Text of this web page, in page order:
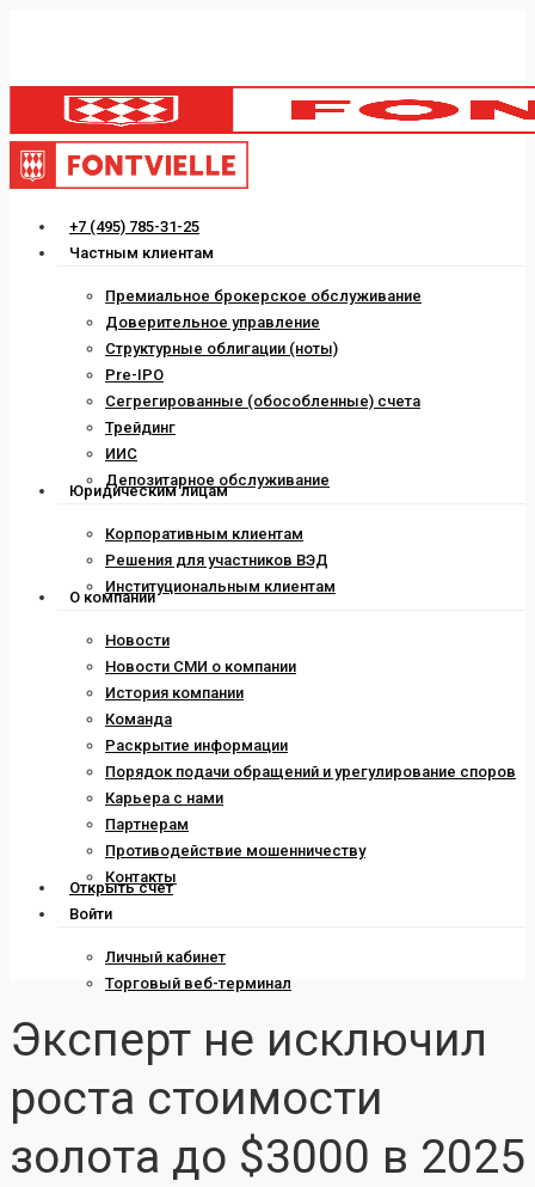
content
Menu
+7 (495) 785-31-25
Частным клиентам
Премиальное брокерское обслуживание
Доверительное управление
Структурные облигации (ноты)
Pre-IPO
Сегрегированные (обособленные) счета
Трейдинг
ИИС
Депозитарное обслуживание
Юридическим лицам
Корпоративным клиентам
Решения для участников ВЭД
Институциональным клиентам
О компании
Новости
Новости СМИ о компании
История компании
Команда
Раскрытие информации
Порядок подачи обращений и урегулирование споров
Карьера с нами
Партнерам
Противодействие мошенничеству
Контакты
Открыть счет
Войти
Личный кабинет
Торговый веб-терминал
Эксперт не исключил
роста стоимости
золота до $3000 в 2025